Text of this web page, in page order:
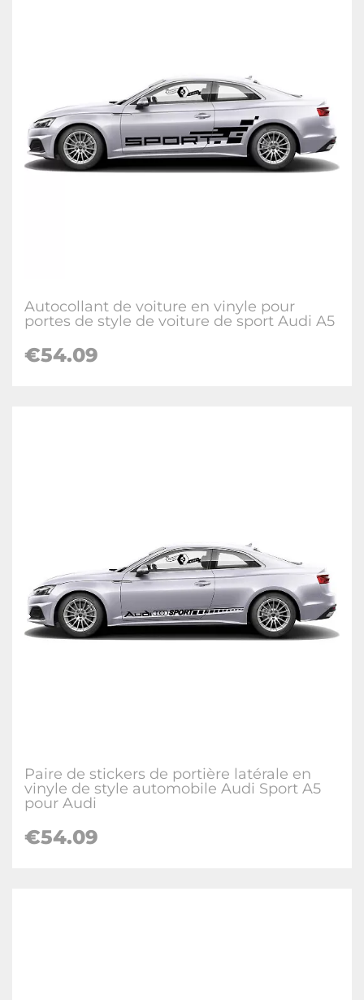
Autocollant de voiture en vinyle pour
portes de style de voiture de sport Audi A5
€54.09
Paire de stickers de portière latérale en
vinyle de style automobile Audi Sport A5
pour Audi
€54.09